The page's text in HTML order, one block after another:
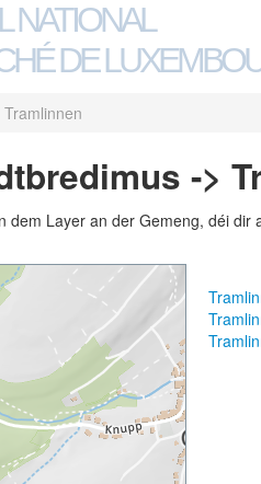
NATIONAL
DE
Tramlinnen
->
dem Layer an der Gemeng, déi